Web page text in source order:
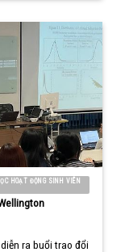
HOẠT ĐỘNG SINH VIÊN
ra buổi trao đổi